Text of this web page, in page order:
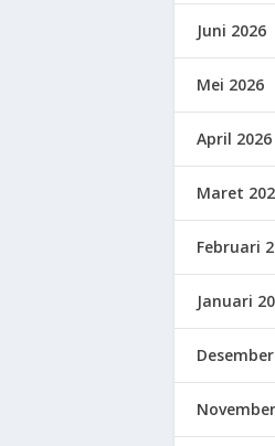
Juni 2026
Mei 2026
April 2026
Maret
Februari
Januari